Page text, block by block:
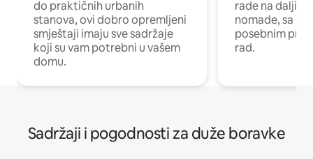
do praktičnih urbanih
stanova, ovi dobro opremljeni
smještaji imaju sve sadržaje
koji su vam potrebni u vašem
domu.
rade na
nomade, sa
posebnim
rad.
Sadržaji i pogodnosti za duže boravke